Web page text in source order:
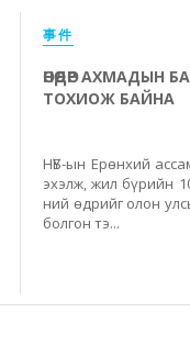
事件
ӨНӨӨДӨР АХМАДЫН
ТОХИОЖ БАЙНА
НҮБ-ын Ерөнхий
эхэлж, жил бүрийн
ний өдрийг олон
болгон тэ...